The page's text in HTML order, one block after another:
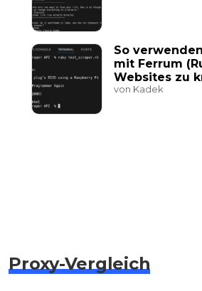
So
mit Ferrum
Websites zu
von Kadek
Proxy-Vergleich